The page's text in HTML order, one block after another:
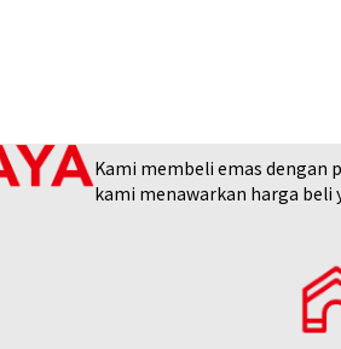
Kami membeli emas dengan
kami menawarkan harga beli